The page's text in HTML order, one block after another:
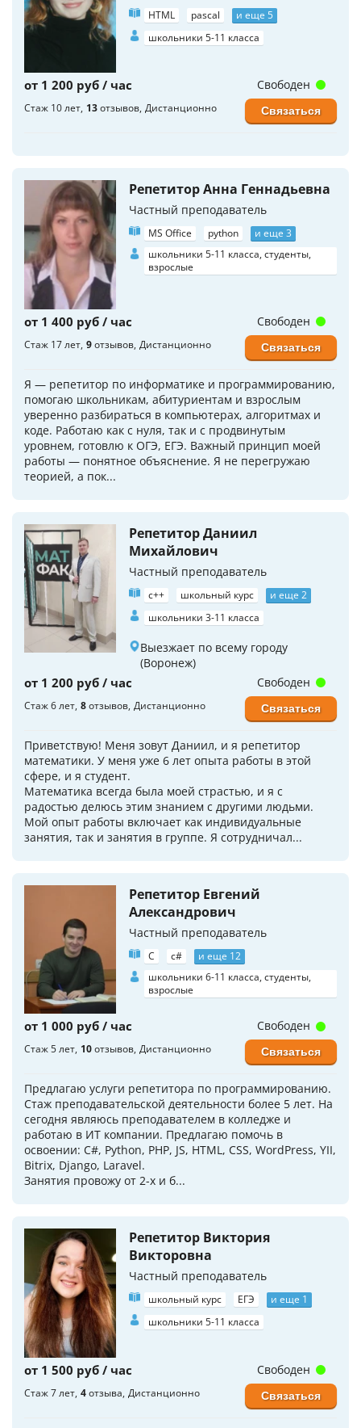
HTML pascal
и еще 5
школьники 5-11 класса
от 1 200 руб / час
Стаж 10 лет 13отзывов Дистанционно
Свободен
Связаться
Репетитор Анна Геннадьевна
Частный преподаватель
MS Office python
и еще 3
школьники 5-11 класса, студенты,
взрослые
от 1 400 руб / час
Стаж 17 лет 9отзывов Дистанционно
Я — репетитор по информатике и программированию,
помогаю школьникам, абитуриентам и взрослым
уверенно разбираться в компьютерах, алгоритмах и
коде. Работаю как с нуля, так и с продвинутым
уровнем, готовлю к ОГЭ, ЕГЭ. Важный принцип моей
работы — понятное объяснение. Я не перегружаю
теорией, а пок...
Свободен
Связаться
Репетитор Даниил
Михайлович
Частный преподаватель
c++ школьный курс
и еще 2
школьники 3-11 класса
Выезжает по всему городу
(Воронеж)
от 1 200 руб / час
Стаж 6 лет 8отзывов Дистанционно
Приветствую! Меня зовут Даниил, и я репетитор
математики. У меня уже 6 лет опыта работы в этой
сфере, и я студент.
Математика всегда была моей страстью, и я с
радостью делюсь этим знанием с другими людьми.
Мой опыт работы включает как индивидуальные
занятия, так и занятия в группе. Я сотрудничал...
Свободен
Связаться
Репетитор Евгений
Александрович
Частный преподаватель
C c#
и еще 12
школьники 6-11 класса, студенты,
взрослые
от 1 000 руб / час
Стаж 5 лет 10отзывов Дистанционно
Предлагаю услуги репетитора по программированию.
Стаж преподавательской деятельности более 5 лет. На
сегодня являюсь преподавателем в колледже и
работаю в ИТ компании. Предлагаю помочь в
освоении: C#, Python, PHP, JS, HTML, CSS, WordPress, YII,
Bitrix, Django, Laravel.
Занятия провожу от 2-х и б...
Свободен
Связаться
Репетитор Виктория
Викторовна
Частный преподаватель
школьный курс ЕГЭ
и еще 1
школьники 5-11 класса
от 1 500 руб / час
Стаж 7 лет 4отзыва Дистанционно
Свободен
Связаться